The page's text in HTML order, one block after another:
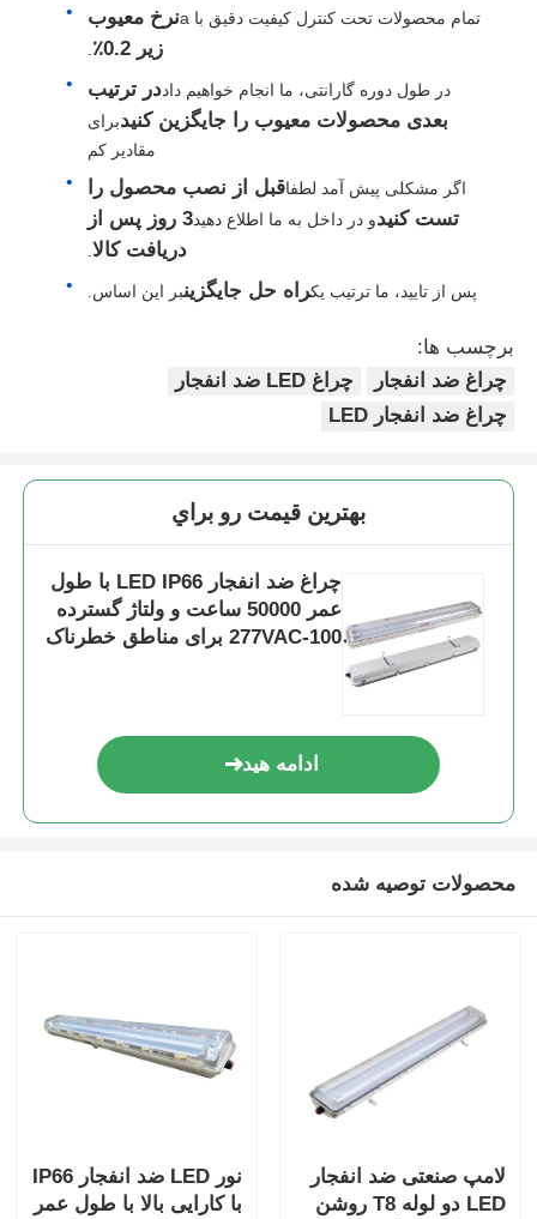
تمام محصولات تحت کنترل کیفیت دقیق با a
نرخ معیوب
زیر 0.2٪
در طول دوره گارانتی، ما انجام خواهیم داددر ترتیب
بعدی محصولات معیوب را جایگزین کنیدبرای
مقادیر کم
اگر مشکلی پیش آمد لطفاقبل از نصب محصول را
تست کنیدو در داخل به ما اطلاع دهید
3 روز پس از
دریافت کالا
پس از تایید، ما ترتیب یکراه حل جایگزینبر این اساس.
برچسب ها:
چراغ ضد انفجار
چراغ LED ضد انفجار
چراغ ضد انفجار LED
بهترين قيمت رو براي
چراغ ضد انفجار LED IP66 با طول
عمر 50000 ساعت و ولتاژ گسترده
100-277VAC برای مناطق خطرناک
ادامه هید
محصولات توصیه شده
لامپ صنعتی ضد انفجار
LED دو لوله T8 روشن
نور LED ضد انفجار IP66
با کارایی بالا با طول عمر